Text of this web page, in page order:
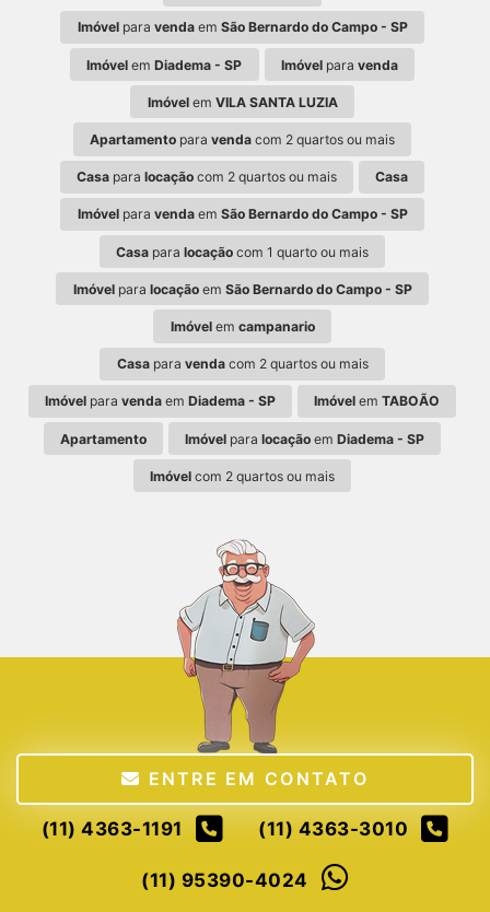
Imóvelpara vendaem São Bernardo do Campo - SP
Imóvel emDiadema - SP Imóvelpara venda
Imóvelem VILA SANTA LUZIA
Apartamento para venda com 2 quartos ou mais
Casapara locaçãocom 2 quartos ou mais Casa
Imóvelpara vendaem São Bernardo do Campo - SP
Casa para locação com 1 quarto ou mais
Imóvelpara locaçãoem São Bernardo do Campo - SP
Imóvelem campanario
Casapara vendacom 2 quartos ou mais
Imóvelpara vendaem Diadema - SP Imóvel emTABOÃO
Apartamento Imóvel paralocação emDiadema - SP
Imóvel com 2 quartos ou mais
ENTRE EM CONTATO
(11) 4363-1191 (11) 4363-3010
(11) 95390-4024